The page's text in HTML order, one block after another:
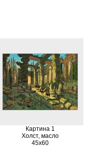
Картина 1
Холст, масло
45х60